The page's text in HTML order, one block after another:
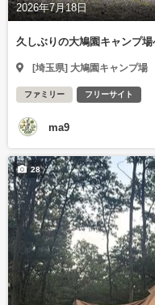
2026年7月18日
久しぶりの大鳩園キャンプ
[埼玉県] 大鳩園キャンプ場
ファミリー フリーサイト
ma9
28